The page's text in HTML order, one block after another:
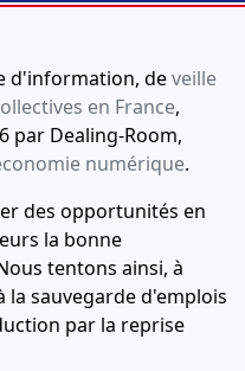
d'information, deveille
en France,
par Dealing-Room,
numérique.
des opportunités en
la bonne
tentons ainsi, à
sauvegarde d'emplois
par la reprise